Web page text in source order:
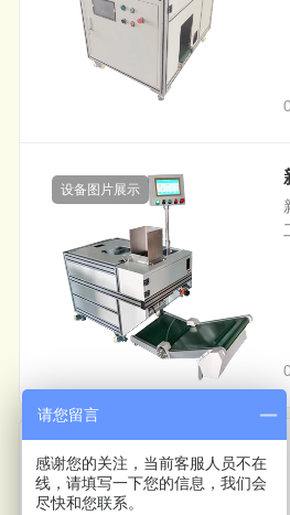
设备图片展示
上一篇
请您留言
感谢您的关注，当前客服人员不在
线，请填写一下您的信息，我们会
尽快和您联系。